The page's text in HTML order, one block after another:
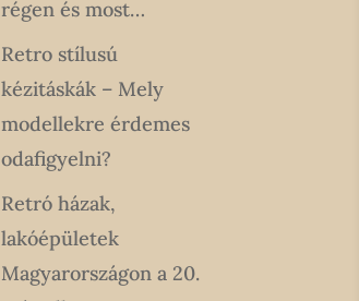
régen és most…
Retro stílusú
kézitáskák – Mely
modellekre érdemes
odafigyelni?
Retró házak,
lakóépületek
Magyarországon a 20.